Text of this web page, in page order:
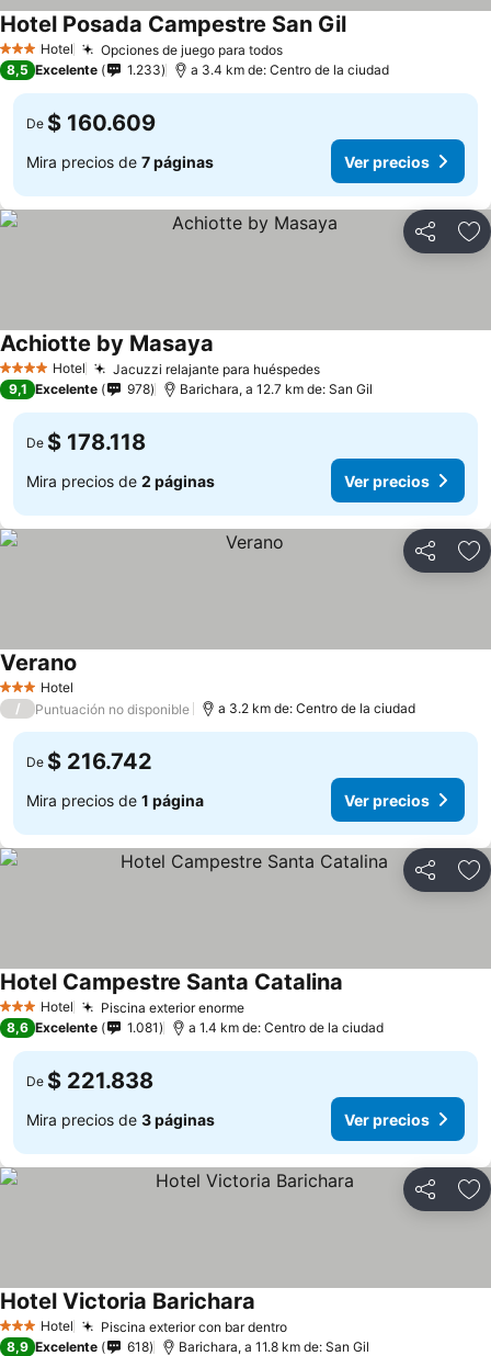
3 Estrellas
Hotel Opciones de juego para todos
Hotel Posada Campestre San Gil
8,5 Excelente 1.233 a 3.4 km de: Centro de la ciudad
De $ 160.609
Mira precios de 7 páginas Ver precios
Compartir
4 EstrellasHotel Jacuzzi relajante para huéspedes
Achiotte by Masaya
9,1 Excelente 978 Barichara, a 12.7 km de: San Gil
De $ 178.118
Mira precios de 2 páginas Ver precios
Compartir
3 Estrellas
Hotel
Verano
/ Puntuación no disponible a 3.2 km de: Centro de la ciudad
De $ 216.742
Mira precios de 1 página Ver precios
Compartir
3 Estrellas
Hotel Piscina exterior enorme
Hotel Campestre Santa Catalina
8,6 Excelente 1.081 a 1.4 km de: Centro de la ciudad
De $ 221.838
Mira precios de 3 páginas Ver precios
Compartir
3 Estrellas
Hotel Piscina exterior con bar dentro
Hotel Victoria Barichara
8,9 Excelente 618 Barichara, a 11.8 km de: San Gil